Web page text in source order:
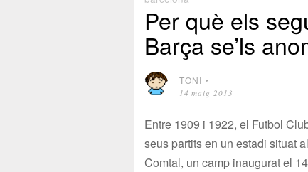
Per què els
Barça se’ls
TONI ⋅
14 maig 2013
Entre 1909 i 1922, el Futbol
seus partits en un estadi situat
Comtal, un camp inaugurat el